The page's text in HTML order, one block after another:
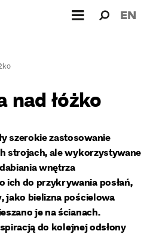
dla: EN
nad łóżko
szerokie zastosowanie
strojach, ale wykorzystywane
wnętrza
ich do przykrywania posłań,
jako bielizna pościelowa
je na ścianach.
do kolejnej odsłony